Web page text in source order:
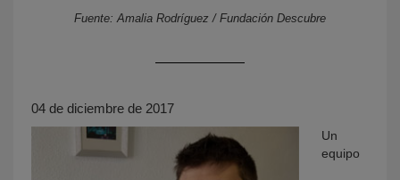
Fuente: Amalia Rodríguez / Fundación Descubre
04 de diciembre de 2017
Un
equipo